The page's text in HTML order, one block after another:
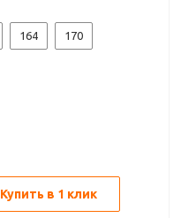
164 170
Купить в 1 клик